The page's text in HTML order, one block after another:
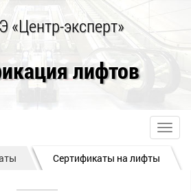
эксперт»
лифтов
Сертификаты на лифты